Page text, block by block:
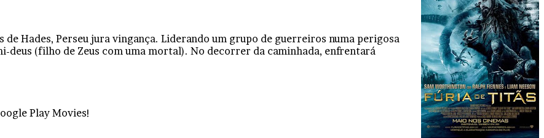
Hades, Perseu jura vingança. Liderando um grupo de guerreiros numa perigosa
deus (filho de Zeus com uma mortal). No decorrer da caminhada, enfrentará
Play Movies!